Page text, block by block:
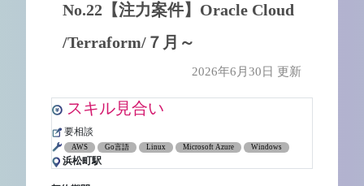
No.22【注力案件】Oracle Cloud
/Terraform/７月～
2026年6月30日 更新
スキル見合い
要相談
AWS Go言語 Linux Microsoft Azure Windows
浜松町駅